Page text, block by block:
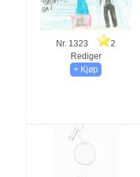
Nr. 1323
2
Rediger